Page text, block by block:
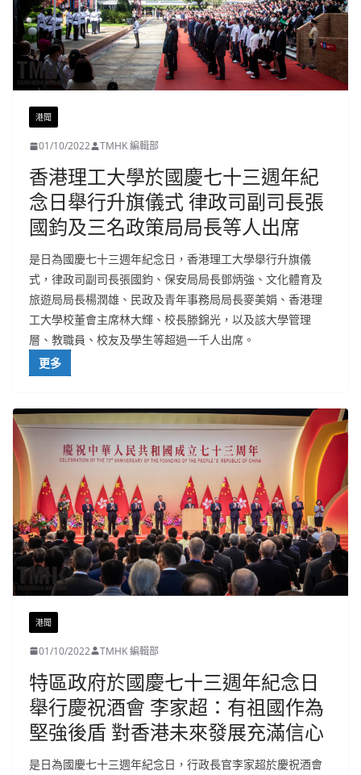
港聞
01/10/2022 TMHK 編輯部
香港理工大學於國慶七十三週年紀
念日舉行升旗儀式 律政司副司長張
國鈞及三名政策局局長等人出席
是日為國慶七十三週年紀念日，香港理工大學舉行升旗儀
式，律政司副司長張國鈞、保安局局長鄧炳強、文化體育及
旅遊局局長楊潤雄、民政及青年事務局局長麥美娟、香港理
工大學校董會主席林大輝、校長滕錦光，以及該大學管理
層、教職員、校友及學生等超過一千人出席。
更多
港聞
01/10/2022 TMHK 編輯部
特區政府於國慶七十三週年紀念日
舉行慶祝酒會 李家超：有祖國作為
堅強後盾 對香港未來發展充滿信心
是日為國慶七十三週年紀念日，行政長官李家超於慶祝酒會